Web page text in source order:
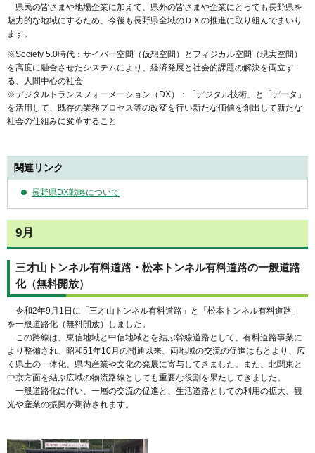
県民の皆さまや地場企業に加えて、県外の皆さまや企業にとっても長野県を
魅力的な地域にするため、今後も長野県全域のＤＸの推進に取り組んでまいり
ます。
※Society 5.0時代：サイバー空間（仮想空間）とフィジカル空間（現実空間）
を高度に融合させたシステムにより、経済発展と社会的課題の解決を両立す
る、人間中心の社会
※デジタルトランスフォーメーション（DX）：「デジタル技術」と「データ」
を活用して、既存の業務プロセス等の改変を行い新たな価値を創出して新たな
社会の仕組みに変革すること
関連リンク
長野県DX戦略について
9月
三才山トンネル有料道路・松本トンネル有料道路の一般道路
化（無料開放）
令和2年9月1日に「三才山トンネル有料道路」と「松本トンネル有料道路」
を一般道路化（無料開放）しました。
この路線は、東信地域と中信地域とを結ぶ幹線道路として、有料道路事業に
より整備され、昭和51年10月の開通以来、両地域の交流の促進はもとより、広
く県土の一体化、県内産業や文化の発展に寄与してきました。また、北関東と
中京方面を結ぶ広域の物流路線としても重要な役割を果たしてきました。
一般道路化に伴い、一層の交流の促進と、生活道路としての利用の拡大、観
光や産業の振興が期待されます。